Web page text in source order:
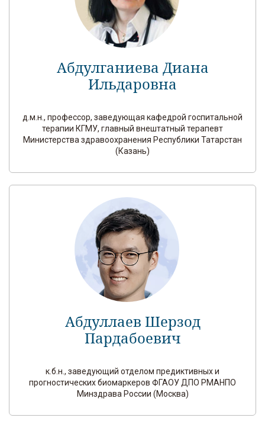
Абдулганиева Диана
Ильдаровна
д.м.н., профессор, заведующая кафедрой госпитальной
терапии КГМУ, главный внештатный терапевт
Министерства здравоохранения Республики Татарстан
(Казань)
Абдуллаев Шерзод
Пардабоевич
к.б.н., заведующий отделом предиктивных и
прогностических биомаркеров ФГАОУ ДПО РМАНПО
Минздрава России (Москва)